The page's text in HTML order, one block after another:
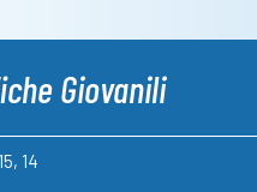
Giovanili
14